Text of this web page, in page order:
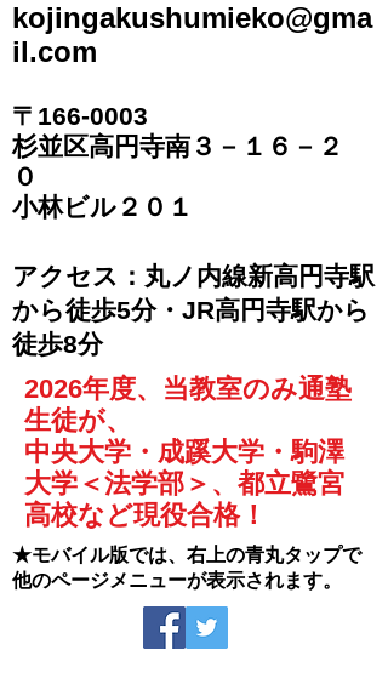
kojingakushumieko@gma
il.com
〒166-0003
​杉並区高円寺南３－１６－２
０
​小林ビル２０１
​アクセス：丸ノ内線新高円寺駅
から徒歩5分・JR高円寺駅から
徒歩8分
2026年度、当教室のみ通塾
生徒が、
中央大学・成蹊大学・駒澤
大学＜法学部＞、都立鷺宮
高校など現役合格！
★モバイル版では、右上の青丸タップで
他のページメニューが表示されます。